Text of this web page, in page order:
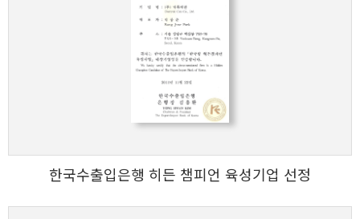
한국수출입은행 히든 챔피언 육성기업 선정